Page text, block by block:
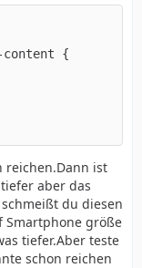
reichen.Dann ist
aber das
du diesen
Smartphone größe
tiefer.Aber teste
schon reichen